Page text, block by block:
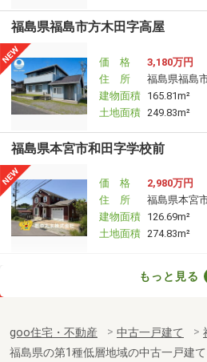
福島県福島市方木田字高屋
価 格
3,180万円
住 所
福島県福島
建物面積 165.81m²
土地面積 249.83m²
福島県本宮市和田字学校前
価 格
2,980万円
住 所
福島県本宮
建物面積 126.69m²
土地面積 274.83m²
福島県いわき市郷ケ丘３
建物面積 122.57m²
土地面積 205.49m²
もっと見る
goo住宅・不動産 中古一戸建て
福島県の第1種低層地域の中古一戸建